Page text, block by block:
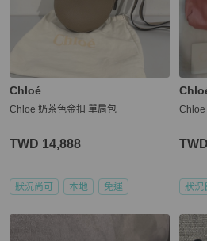
Chloé
Chloe 奶茶色金扣 單肩包
TWD 14,888
狀況尚可 本地 免運
Chloe
狀況